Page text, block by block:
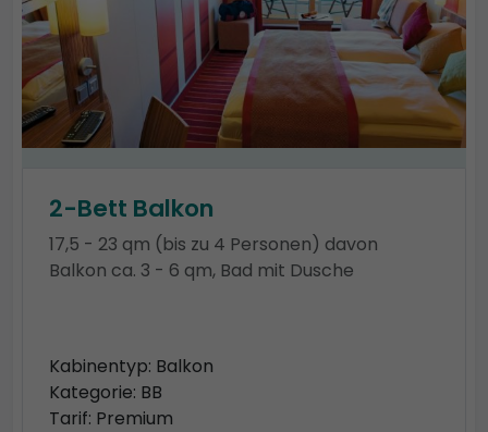
2-Bett Balkon
17,5 - 23 qm (bis zu 4 Personen) davon
Balkon ca. 3 - 6 qm, Bad mit Dusche
Kabinentyp: Balkon
Kategorie: BB
Tarif: Premium